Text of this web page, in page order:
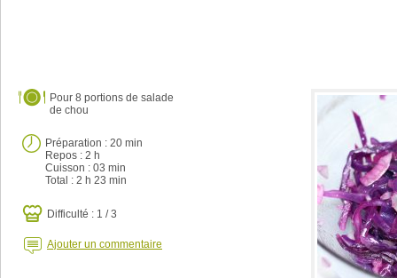
Pour 8 portions de salade
de chou
Préparation : 20 min
Repos : 2 h
Cuisson : 03 min
Total : 2 h 23 min
Difficulté : 1 / 3
Ajouter un commentaire